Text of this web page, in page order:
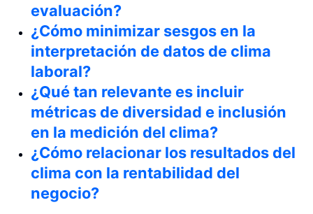
evaluación?
¿Cómo minimizar sesgos en la
interpretación de datos de clima
laboral?
¿Qué tan relevante es incluir
métricas de diversidad e inclusión
en la medición del clima?
¿Cómo relacionar los resultados del
clima con la rentabilidad del
negocio?